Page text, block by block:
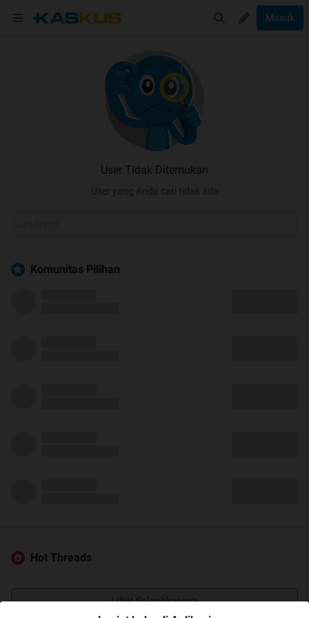
Masuk
User Tidak Ditemukan
User yang Anda cari tidak ada
Komunitas Pilihan
Hot Threads
Lihat Selengkapnya